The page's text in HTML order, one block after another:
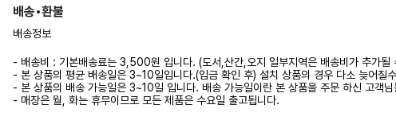
배송•환불
배송정보
- 배송비 : 기본배송료는 3,500원 입니다. (도서,산간,오지 일부지역은 배송비가 추가
- 본 상품의 평균 배송일은 3~10일입니다.(입금 확인 후) 설치 상품의 경우 다소 늦어질
- 본 상품의 배송 가능일은 3~10일 입니다. 배송 가능일이란 본 상품을 주문 하신 고객
- 매장은 월, 화는 휴무이므로 모든 제품은 수요일 출고됩니다.